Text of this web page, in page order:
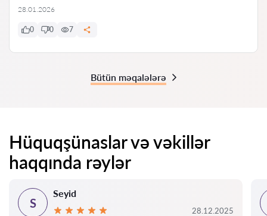
28.01.2026
0 0 7
Bütün məqalələrə
Hüquqşünaslar və vəkillər
haqqında rəylər
S
Seyid
28.12.2025